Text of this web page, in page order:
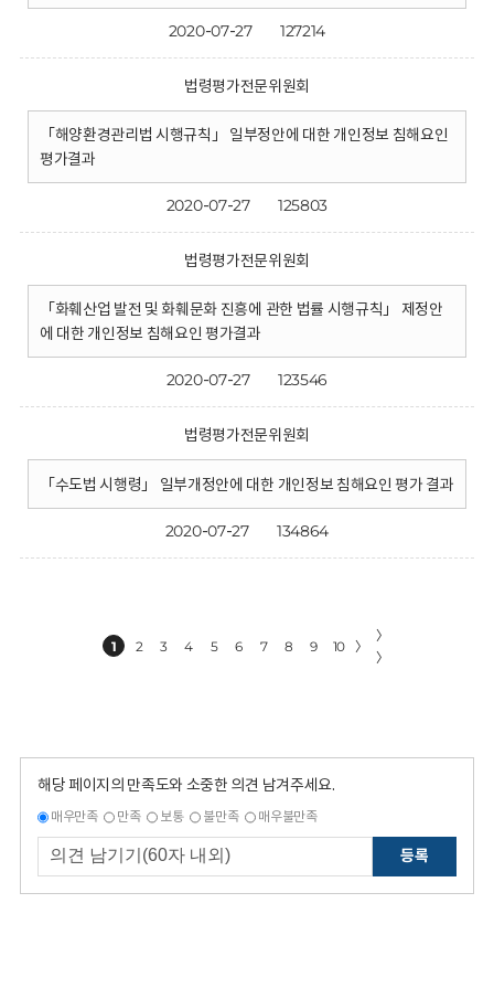
2020-07-27 127214
법령평가전문위원회
「해양환경관리법 시행규칙」 일부정안에 대한 개인정보 침해요인
평가결과
2020-07-27 125803
법령평가전문위원회
「화훼산업 발전 및 화훼문화 진흥에 관한 법률 시행규칙」 제정안
에 대한 개인정보 침해요인 평가결과
2020-07-27 123546
법령평가전문위원회
「수도법 시행령」 일부개정안에 대한 개인정보 침해요인 평가 결과
2020-07-27 134864
1 2 3 4 5 6 7 8 9 10 〉
〉
〉
해당 페이지의 만족도와 소중한 의견 남겨주세요.
매우만족 만족 보통 불만족 매우불만족
등록